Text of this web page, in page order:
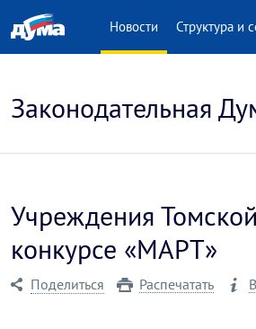
Новости Структура и
Законодательная
Учреждения
конкурсе «МАРТ»
Поделиться Распечатать